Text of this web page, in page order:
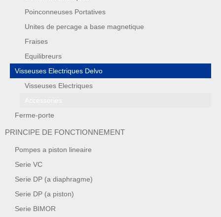
Poinconneuses Portatives
Unites de percage a base magnetique
Fraises
Equilibreurs
Visseuses Electriques Delvo
Visseuses Electriques
Ferme-porte
PRINCIPE DE FONCTIONNEMENT
Pompes a piston lineaire
Serie VC
Serie DP (a diaphragme)
Serie DP (a piston)
Serie BIMOR